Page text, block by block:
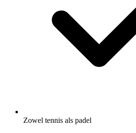
Zowel tennis als padel